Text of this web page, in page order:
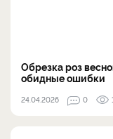
Обрезка роз
обидные ошибки
24.04.2026 0